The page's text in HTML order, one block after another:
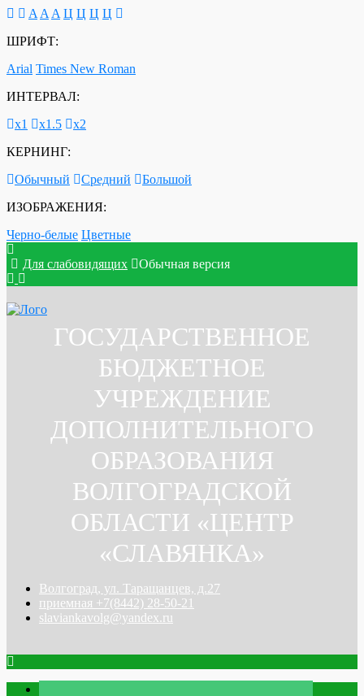
A A A Ц Ц Ц Ц
ШРИФТ:
Arial Times New Roman
ИНТЕРВАЛ:
х1
х1.5
х2
КЕРНИНГ:
Обычный
Средний
Большой
ИЗОБРАЖЕНИЯ:
Черно-белые Цветные
Для слабовидящих Обычная версия
ГОСУДАРСТВЕННОЕ
БЮДЖЕТНОЕ
УЧРЕЖДЕНИЕ
ДОПОЛНИТЕЛЬНОГО
ОБРАЗОВАНИЯ
ВОЛГОГРАДСКОЙ
ОБЛАСТИ «ЦЕНТР
«СЛАВЯНКА»
Волгоград, ул. Таращанцев, д.27
приемная +7(8442) 28-50-21
slaviankavolg@yandex.ru